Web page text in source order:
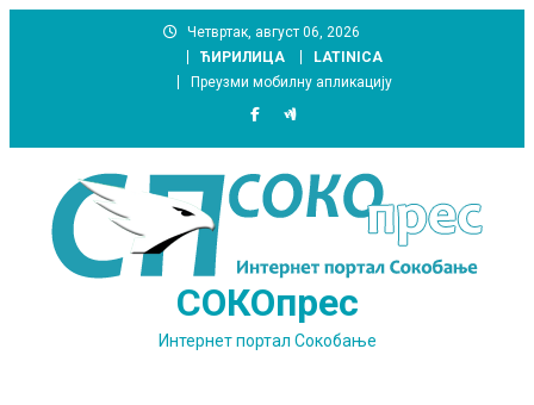
Четвртак, август 06, 2026
ЋИРИЛИЦА
LATINICA
Преузми мобилну апликацију
СОКОпрес
Интернет портал Сокобање